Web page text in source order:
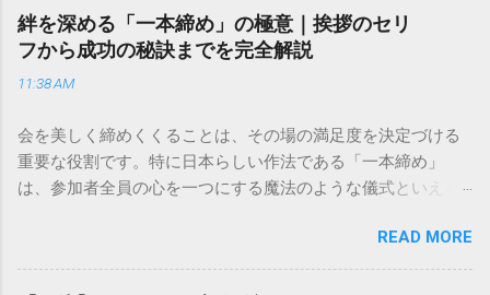
向けの宅配サービスも非常に充実しています。大切なのは、
目的に合わせた適切な連絡先を選ぶことです。この記事で
は、荷物の追跡確認から営業所への電話連絡、再配達の依頼
手順まで、初めての方でも迷わずに解決できる方法を詳しく
本全国に広範なネットワークを持つ大手運送会社です。特に
重量物や大型の荷物、そして企業間の輸送において圧倒的な
実績を誇ります。 個人で利用する場合、他の宅配業者と少し
いう特徴があります。地域に密着した各拠点が配送をコント
ロールしているため、現場の状況に合わせた柔軟な相談がし
絆を深める「一本締め」の極意｜挨拶のセリ
フから成功の秘訣までを完全解説
11:38 AM
会を美しく締めくくることは、その場の満足度を決定づける
重要な役割です。特に日本らしい作法である「一本締め」
は、参加者全員の心を一つにする魔法のような儀式といえる
「手拍子のリズムに自信がない」と不安を感じる方も多いは
ずです。この記事では、ビジネスからカジュアルな集まりま
READ MORE